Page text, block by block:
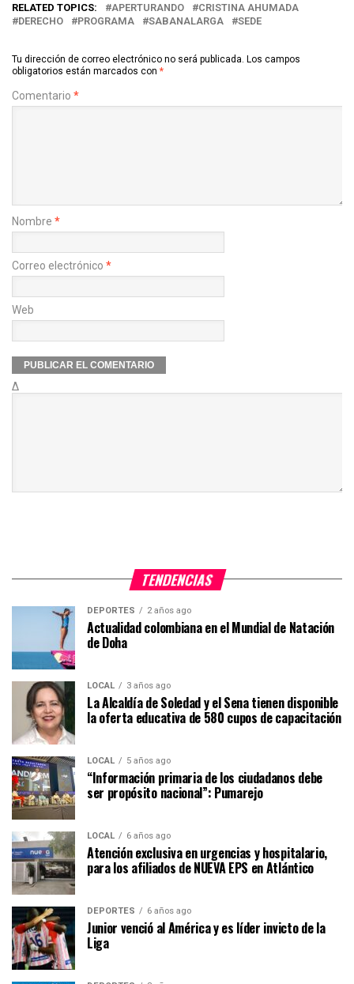
RELATED TOPICS: APERTURANDO
CRISTINA AHUMADA
DERECHO
PROGRAMA SABANALARGA SEDE
Tu dirección de correo electrónico no será publicada. Los campos
obligatorios están marcados con *
Comentario *
Nombre *
Correo electrónico *
Web
Δ
TENDENCIAS
DEPORTES 2 años ago
Actualidad colombiana en el Mundial de Natación
de Doha
LOCAL 3 años ago
La Alcaldía de Soledad y el Sena tienen disponible
la oferta educativa de 580 cupos de capacitación
LOCAL 5 años ago
“Información primaria de los ciudadanos debe
ser propósito nacional”: Pumarejo
LOCAL 6 años ago
Atención exclusiva en urgencias y hospitalario,
para los afiliados de NUEVA EPS en Atlántico
DEPORTES 6 años ago
Junior venció al América y es líder invicto de la
Liga